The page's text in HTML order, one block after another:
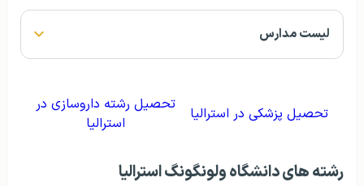
لیست مدارس
تحصیل پزشکی در استرالیا
تحصیل رشته داروسازی در
استرالیا
رشته های دانشگاه ولونگونگ استرالیا